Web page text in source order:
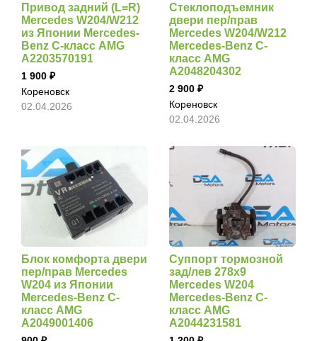
Привод задний (L=R)
Mercedes W204/W212
из Японии Mercedes-
Benz C-класс AMG
A2203570191
1 900
Кореновск
02.04.2026
Стеклоподъемник
двери пер/прав
Mercedes W204/W212
Mercedes-Benz C-
класс AMG
A2048204302
2 900
Кореновск
02.04.2026
Блок комфорта двери
пер/прав Mercedes
W204 из Японии
Mercedes-Benz C-
класс AMG
А2049001406
Суппорт тормозной
зад/лев 278х9
Mercedes W204
Mercedes-Benz C-
класс AMG
A2044231581